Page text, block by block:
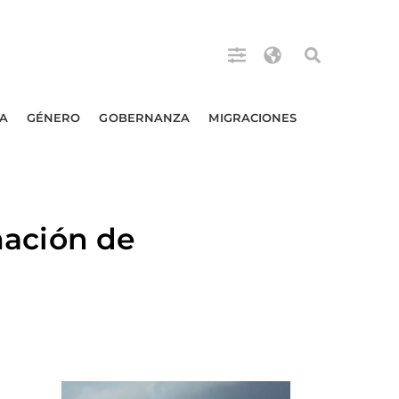
GÉNERO GOBERNANZA MIGRACIONES
de